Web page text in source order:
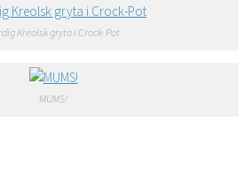
Kreolsk gryta i Crock-Pot
MUMS!